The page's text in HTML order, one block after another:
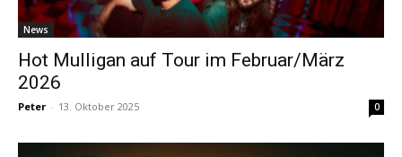
News
Hot Mulligan auf Tour im Februar/März
2026
Peter - 13. Oktober 2025 0